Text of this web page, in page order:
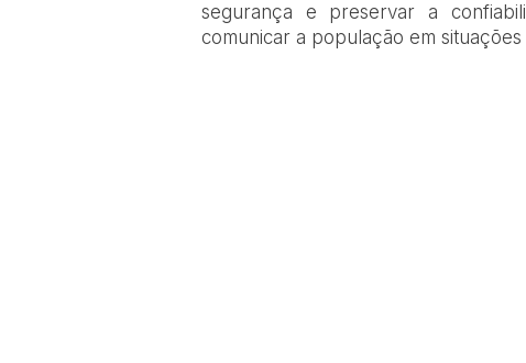
segurança e preservar a
comunicar a população em